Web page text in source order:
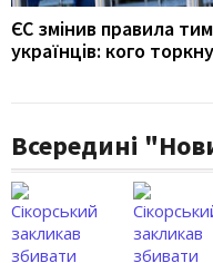
ЄС змінив правила
українців: кого
Всередині